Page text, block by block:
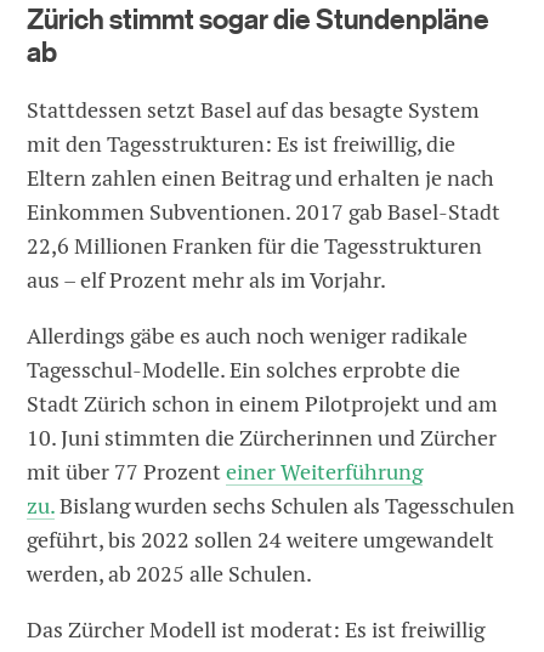
Zürich stimmt sogar die Stundenpläne
ab
Stattdessen setzt Basel auf das besagte System
mit den Tagesstrukturen: Es ist freiwillig, die
Eltern zahlen einen Beitrag und erhalten je nach
Einkommen Subventionen. 2017 gab Basel-Stadt
22,6 Millionen Franken für die Tagesstrukturen
aus – elf Prozent mehr als im Vorjahr.
Allerdings gäbe es auch noch weniger radikale
Tagesschul-Modelle. Ein solches erprobte die
Stadt Zürich schon in einem Pilotprojekt und am
10. Juni stimmten die Zürcherinnen und Zürcher
mit über 77 Prozenteiner Weiterführung
zu.Bislang wurden sechs Schulen als Tagesschulen
geführt, bis 2022 sollen 24 weitere umgewandelt
werden, ab 2025 alle Schulen.
Das Zürcher Modell ist moderat: Es ist freiwillig